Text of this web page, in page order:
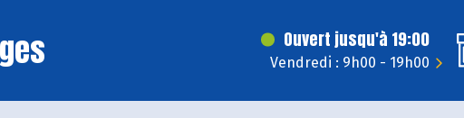
Ouvert jusqu'à 19:00
Vendredi : 9h00 - 19h00